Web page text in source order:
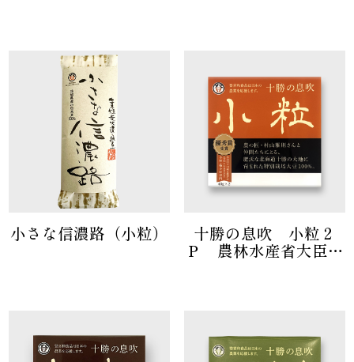
小さな信濃路（小粒） 十勝の息吹 小粒２
Ｐ 農林水産省大臣官